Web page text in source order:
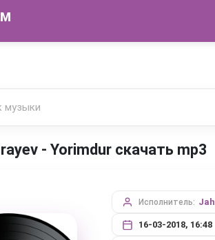
- Yorimdur скачать mp3
Исполнитель:
16-03-2018, 16:48